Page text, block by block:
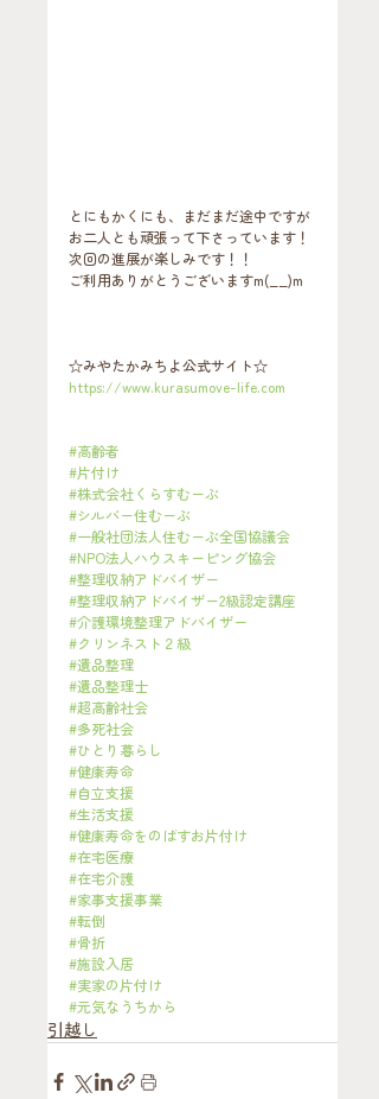
とにもかくにも、まだまだ途中ですが
お二人とも頑張って下さっています！
次回の進展が楽しみです！！
ご利用ありがとうございますm(__)m
☆みやたかみちよ公式サイト☆
https://www.kurasumove-life.com
#高齢者
#片付け
#株式会社くらすむーぶ
#シルバー住むーぶ
#一般社団法人住むーぶ全国協議会
#NPO法人ハウスキーピング協会
#整理収納アドバイザー
#整理収納アドバイザー2級認定講座
#介護環境整理アドバイザー
#クリンネスト２級
#遺品整理
#遺品整理士
#超高齢社会
#多死社会
#ひとり暮らし
#健康寿命
#自立支援
#生活支援
#健康寿命をのばすお片付け
#在宅医療
#在宅介護
#家事支援事業
#転倒
#骨折
#施設入居
#実家の片付け
#元気なうちから
引越し